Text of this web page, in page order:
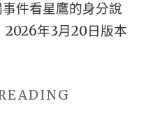
訊
部
件看星鷹的身分說
2026年3月20日版本